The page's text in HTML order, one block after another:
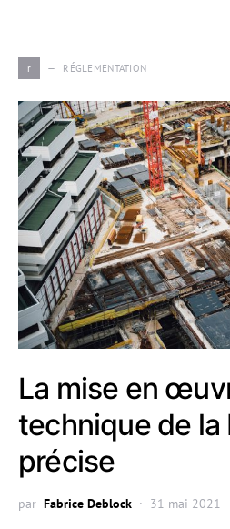
r RÉGLEMENTATION
La mise en
technique de la
précise
par Fabrice Deblock 31 mai 2021